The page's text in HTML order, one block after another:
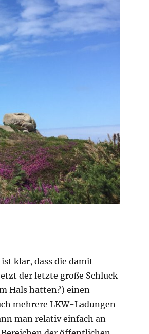
klar, dass die damit
der letzte große Schluck
Hals hatten?) einen
mehrere LKW-Ladungen
man relativ einfach an